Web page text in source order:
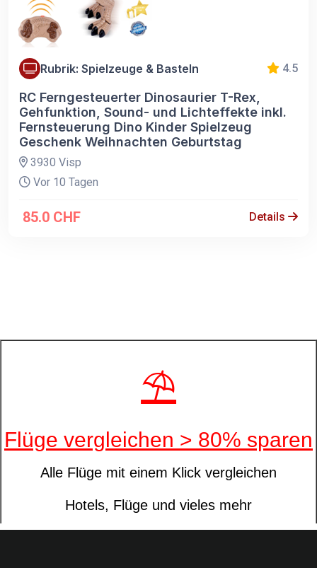
Rubrik: Spielzeuge & Basteln 4.5
RC Ferngesteuerter Dinosaurier T-Rex,
Gehfunktion, Sound- und Lichteffekte inkl.
Fernsteuerung Dino Kinder Spielzeug
Geschenk Weihnachten Geburtstag
3930 Visp
Vor 10 Tagen
85.0 CHF Details